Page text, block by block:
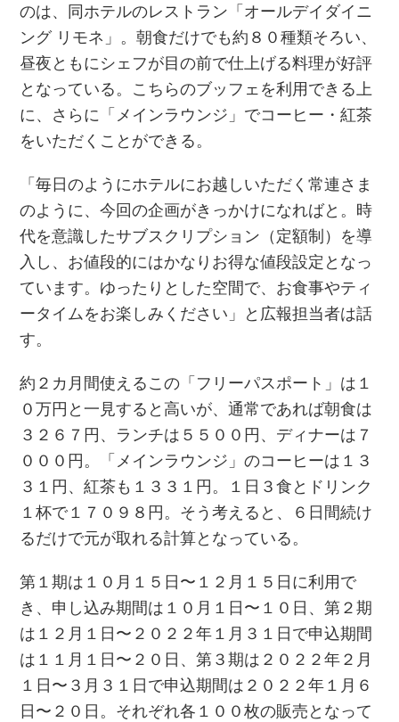
のは、同ホテルのレストラン「オールデイダイニ
ング リモネ」。朝食だけでも約８０種類そろい、
昼夜ともにシェフが目の前で仕上げる料理が好評
となっている。こちらのブッフェを利用できる上
に、さらに「メインラウンジ」でコーヒー・紅茶
をいただくことができる。
「毎日のようにホテルにお越しいただく常連さま
のように、今回の企画がきっかけになればと。時
代を意識したサブスクリプション（定額制）を導
入し、お値段的にはかなりお得な値段設定となっ
ています。ゆったりとした空間で、お食事やティ
ータイムをお楽しみください」と広報担当者は話
す。
約２カ月間使えるこの「フリーパスポート」は１
０万円と一見すると高いが、通常であれば朝食は
３２６７円、ランチは５５００円、ディナーは７
０００円。「メインラウンジ」のコーヒーは１３
３１円、紅茶も１３３１円。１日３食とドリンク
１杯で１７０９８円。そう考えると、６日間続け
るだけで元が取れる計算となっている。
第１期は１０月１５日〜１２月１５日に利用で
き、申し込み期間は１０月１日〜１０日、第２期
は１２月１日〜２０２２年１月３１日で申込期間
は１１月１日〜２０日、第３期は２０２２年２月
１日〜３月３１日で申込期間は２０２２年１月６
日〜２０日。それぞれ各１００枚の販売となって